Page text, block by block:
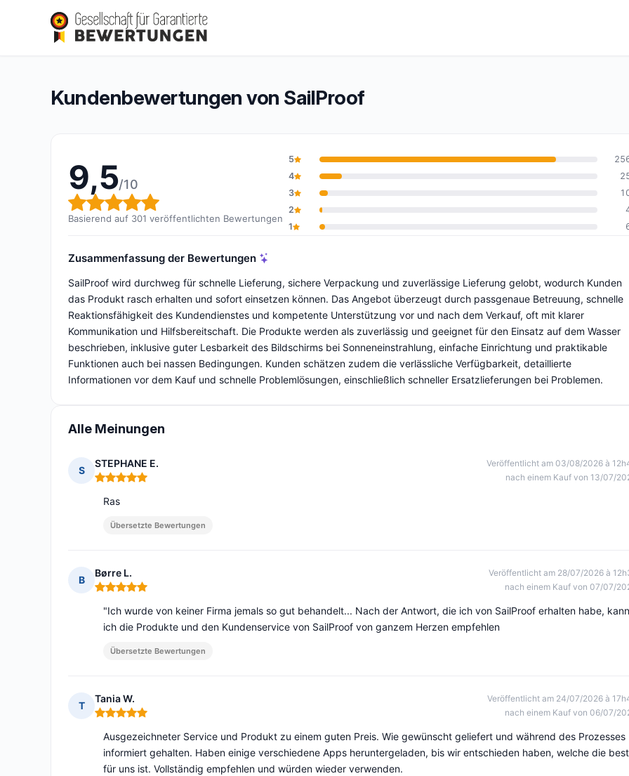
SailProof
Gesamtbewertung: 9,5 von 10
9,5/10(301 Bewertungen)
Kundenbewertungen von SailProof
9,5/10
Gesamtbewertung: 9,5 von 10
Basierend auf 301 veröffentlichten Bewertungen
5
4
3
2
1
Zusammenfassung der Bewertungen
SailProof wird durchweg für schnelle Lieferung, sichere Verpackung und zuverlässige Lieferung gelobt, wodurch Kunden
das Produkt rasch erhalten und sofort einsetzen können. Das Angebot überzeugt durch passgenaue Betreuung, schnelle
Reaktionsfähigkeit des Kundendienstes und kompetente Unterstützung vor und nach dem Verkauf, oft mit klarer
Kommunikation und Hilfsbereitschaft. Die Produkte werden als zuverlässig und geeignet für den Einsatz auf dem Wasser
beschrieben, inklusive guter Lesbarkeit des Bildschirms bei Sonneneinstrahlung, einfache Einrichtung und praktikable
Funktionen auch bei nassen Bedingungen. Kunden schätzen zudem die verlässliche Verfügbarkeit, detaillierte
Informationen vor dem Kauf und schnelle Problemlösungen, einschließlich schneller Ersatzlieferungen bei Problemen.
Alle Meinungen
S
STEPHANE E.
Hinweis: 5 von 5
Veröffentlicht am 03/08/2026 à
nach einem Kauf von 13/07/
Ras
Übersetzte Bewertungen
B
Børre L.
Hinweis: 5 von 5
Veröffentlicht am 28/07/2026 à
nach einem Kauf von 07/07/
"Ich wurde von keiner Firma jemals so gut behandelt... Nach der Antwort, die ich von SailProof erhalten habe, kann
ich die Produkte und den Kundenservice von SailProof von ganzem Herzen empfehlen
Übersetzte Bewertungen
T
Tania W.
Hinweis: 5 von 5
Veröffentlicht am 24/07/2026 à
nach einem Kauf von 06/07/
Ausgezeichneter Service und Produkt zu einem guten Preis. Wie gewünscht geliefert und während des Prozesses
informiert gehalten. Haben einige verschiedene Apps heruntergeladen, bis wir entschieden haben, welche die
für uns ist. Vollständig empfehlen und würden wieder verwenden.